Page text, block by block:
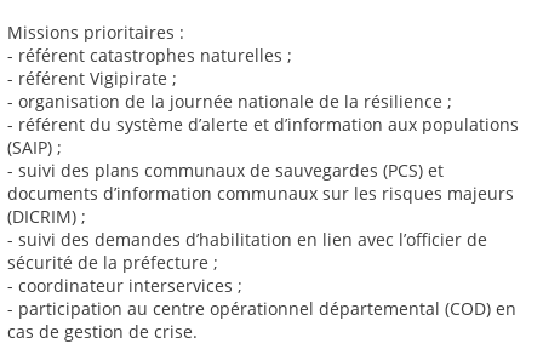
Missions prioritaires :
- référent catastrophes naturelles ;
- référent Vigipirate ;
- organisation de la journée nationale de la résilience ;
- référent du système d’alerte et d’information aux populations
(SAIP) ;
- suivi des plans communaux de sauvegardes (PCS) et
documents d’information communaux sur les risques majeurs
(DICRIM) ;
- suivi des demandes d’habilitation en lien avec l’officier de
sécurité de la préfecture ;
- coordinateur interservices ;
- participation au centre opérationnel départemental (COD) en
cas de gestion de crise.